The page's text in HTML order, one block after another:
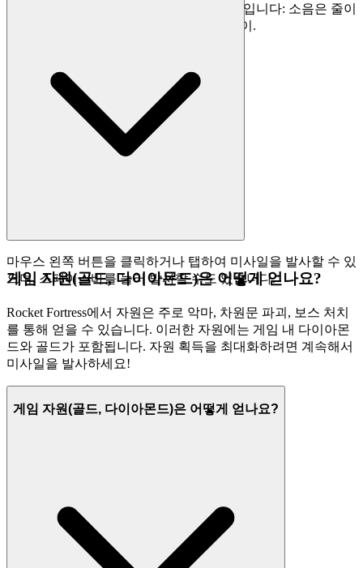
선보입니다. 이것이 우리의 큐레이션 약속입니다: 소음은 줄이
고, 당신이 마땅히 받아야 할 품질은 더 많이.
마우스 왼쪽 버튼을 클릭하거나 탭하여 미사일을 발사할 수 있
으며, 스페이스바를 눌러 발사할 수도 있습니다.
게임 자원(골드, 다이아몬드)은 어떻게 얻나요?
Rocket Fortress에서 자원은 주로 악마, 차원문 파괴, 보스 처치
를 통해 얻을 수 있습니다. 이러한 자원에는 게임 내 다이아몬
드와 골드가 포함됩니다. 자원 획득을 최대화하려면 계속해서
미사일을 발사하세요!
게임 자원(골드, 다이아몬드)은 어떻게 얻나요?